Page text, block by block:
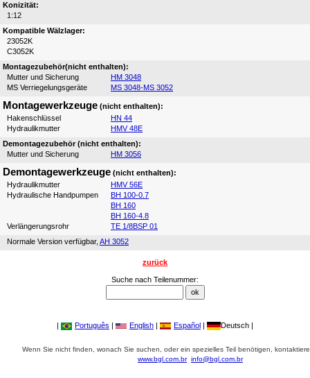
Konizität:
1:12
Kompatible Wälzlager:
23052K
C3052K
Montagezubehör(nicht enthalten):
Mutter und Sicherung
HM 3048
MS Verriegelungsgeräte
MS 3048-MS 3052
Montagewerkzeuge (nicht enthalten):
Hakenschlüssel
HN 44
Hydraulikmutter
HMV 48E
Demontagezubehör (nicht enthalten):
Mutter und Sicherung
HM 3056
Demontagewerkzeuge (nicht enthalten):
Hydraulikmutter
HMV 56E
Hydraulische Handpumpen
BH 100-0.7
BH 160
BH 160-4.8
Verlängerungsrohr
TE 1/8BSP 01
Normale Version verfügbar, AH 3052
zurück
Suche nach Teilenummer:
| Português | English | Español | Deutsch |
Wenn Sie nicht finden, wonach Sie suchen, oder ein spezielles Teil benötigen,
www.bgl.com.br info@bgl.com.br